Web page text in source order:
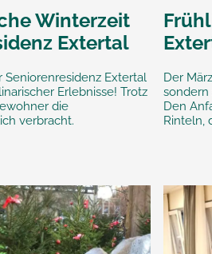
Winterzeit
Extertal
Seniorenresidenz Extertal
Erlebnisse! Trotz
die
verbracht.
Der
sondern
Den
Rinteln,